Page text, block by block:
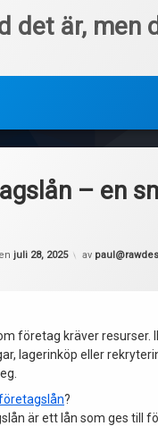
det är, men
– en
juli 28, 2025 av
företag kräver resurser.
lagerinköp eller
?
är ett lån som ges till